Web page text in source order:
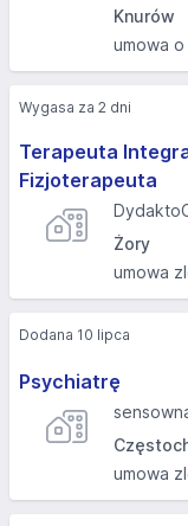
Knurów
umowa
Terapeuta
Fizjoterapeuta
Żory
umowa
Wygasa za 2 dni
Psychiatrę
umowa
Dodana 10 lipca